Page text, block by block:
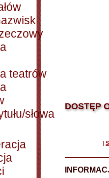
teatrów
słowa
DOSTĘP
|